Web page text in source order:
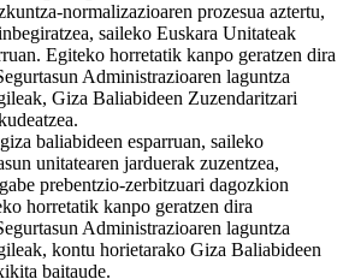
normalizazioaren prozesua aztertu,
saileko Euskara Unitateak
Egiteko horretatik kanpo geratzen dira
Administrazioaren laguntza
Giza Baliabideen Zuzendaritzari
baliabideen esparruan, saileko
unitatearen jarduerak zuzentzea,
prebentzio-zerbitzuari dagozkion
horretatik kanpo geratzen dira
Administrazioaren laguntza
kontu horietarako Giza Baliabideen
baitaude.